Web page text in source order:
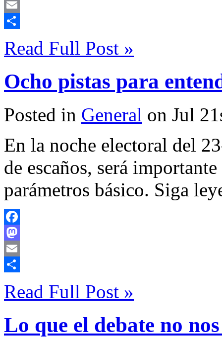
Mastodon
Email
Read Full Post »
Ocho pistas para
Posted in General on Jul
En la noche electoral del
de escaños, será
parámetros básico. Siga
Facebook
Mastodon
Email
Read Full Post »
Lo que el debate no